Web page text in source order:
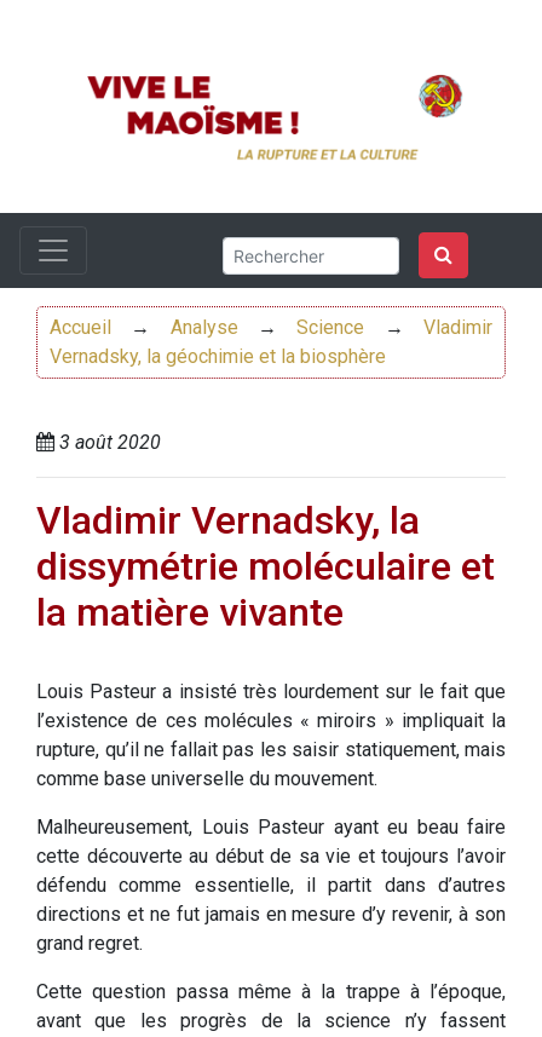
Accueil → Analyse →Science →Vladimir
Vernadsky, la géochimie et la biosphère
3 août 2020
Vladimir Vernadsky, la
dissymétrie moléculaire et
la matière vivante
Louis Pasteur a insisté très lourdement sur le fait que
l’existence de ces molécules « miroirs » impliquait la
rupture, qu’il ne fallait pas les saisir statiquement, mais
comme base universelle du mouvement.
Malheureusement, Louis Pasteur ayant eu beau faire
cette découverte au début de sa vie et toujours l’avoir
défendu comme essentielle, il partit dans d’autres
directions et ne fut jamais en mesure d’y revenir, à son
grand regret.
Cette question passa même à la trappe à l’époque,
avant que les progrès de la science n’y fassent